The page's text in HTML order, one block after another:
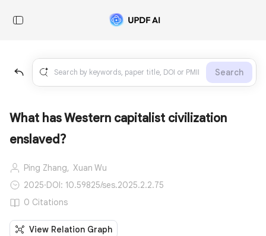
Search
What has Western capitalist civilization
enslaved？
Ping Zhang, Xuan Wu
2025·DOI: 10.59825/ses.2025.2.2.75
0 Citations
View Relation Graph